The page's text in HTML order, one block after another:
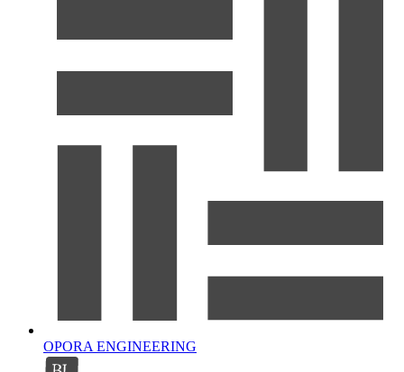
OPORA ENGINEERING